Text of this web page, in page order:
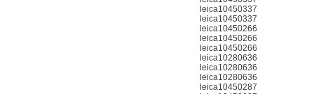
leica10450337
leica10450337
leica10450266
leica10450266
leica10450266
leica10280636
leica10280636
leica10280636
leica10450287